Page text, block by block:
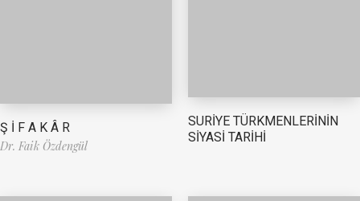
Ş İ F A K Â R
Dr. Faik Özdengül
SURİYE TÜRKMENLERİNİN
SİYASİ TARİHİ